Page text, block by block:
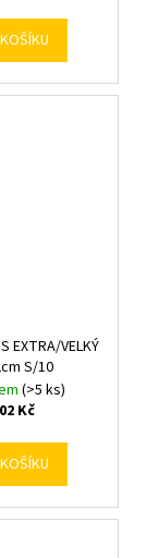
EXTRA/VELKÝ
S/10
(>5 ks)
Kč